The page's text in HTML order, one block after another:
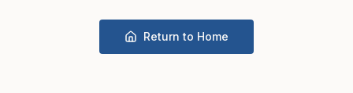
Return to Home